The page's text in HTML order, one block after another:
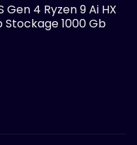
Gen 4 Ryzen 9 Ai HX
Stockage 1000 Gb